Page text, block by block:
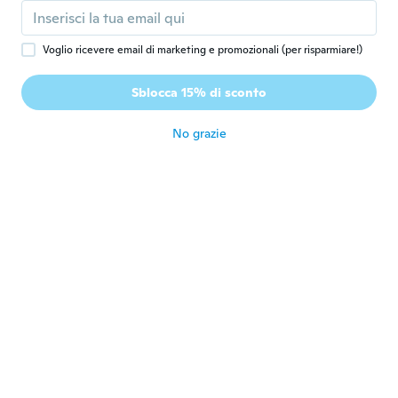
L Linda
Iscrizione dal 2018 · 8 recensioni
Fabulous for price
Voglio ricevere email di marketing e promozionali (per risparmiare!)
Sblocca 15% di sconto
No grazie